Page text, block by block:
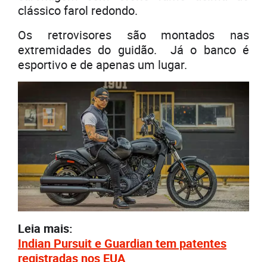
clássico farol redondo.
Os retrovisores são montados nas
extremidades do guidão. Já o banco é
esportivo e de apenas um lugar.
Leia mais:
Indian Pursuit e Guardian tem patentes
registradas nos EUA